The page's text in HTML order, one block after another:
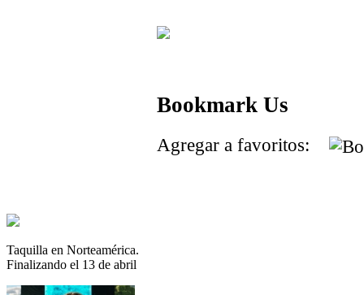
Taquilla en Norteamérica.
Finalizando el 13 de abril
Bookmark Us
Agregar a favoritos: